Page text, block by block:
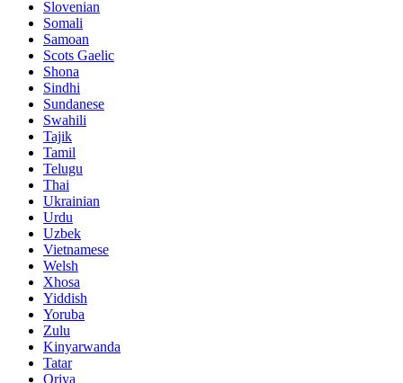
Slovenian
Somali
Samoan
Scots Gaelic
Shona
Sindhi
Sundanese
Swahili
Tajik
Tamil
Telugu
Thai
Ukrainian
Urdu
Uzbek
Vietnamese
Welsh
Xhosa
Yiddish
Yoruba
Zulu
Kinyarwanda
Tatar
Oriya